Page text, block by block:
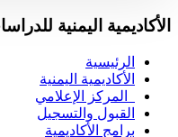
الأكاديمية اليمنية
الرئيسية
الأكاديمية اليمنية
المركز الإعلامي
القبول والتسجيل
برامج الأكاديمية